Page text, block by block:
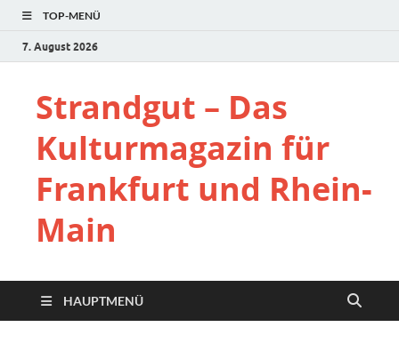
TOP-MENÜ
7. August 2026
Strandgut – Das
Kulturmagazin für
Frankfurt und Rhein-
Main
HAUPTMENÜ